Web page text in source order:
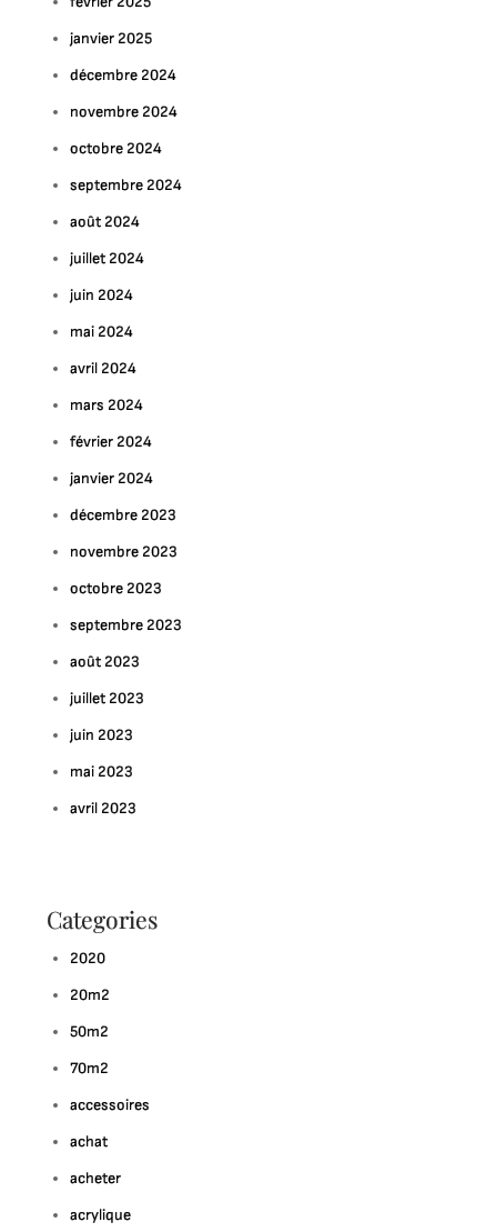
janvier 2025
décembre 2024
novembre 2024
octobre 2024
septembre 2024
août 2024
juillet 2024
juin 2024
mai 2024
avril 2024
mars 2024
février 2024
janvier 2024
décembre 2023
novembre 2023
octobre 2023
septembre 2023
août 2023
juillet 2023
juin 2023
mai 2023
avril 2023
Categories
2020
20m2
50m2
70m2
accessoires
achat
acheter
acrylique